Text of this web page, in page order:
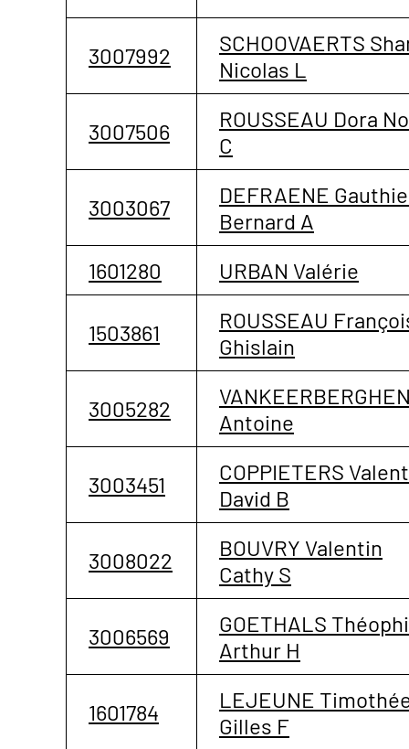
3007992
SCHOOVAERTS
Nicolas L
3007506
ROUSSEAU Dora
C
3003067
DEFRAENE
Bernard A
1601280
URBAN Valérie
1503861
ROUSSEAU
Ghislain
3005282
Antoine
3003451
COPPIETERS
David B
3008022
BOUVRY Valentin
Cathy S
3006569
GOETHALS
Arthur H
1601784
LEJEUNE
Gilles F